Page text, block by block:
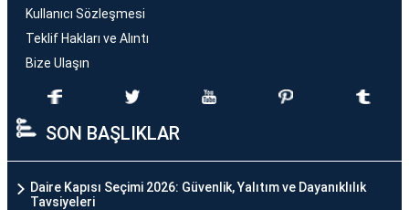
Kullanıcı Sözleşmesi
Teklif Hakları ve Alıntı
Bize Ulaşın
SON BAŞLIKLAR
Daire Kapısı Seçimi 2026: Güvenlik, Yalıtım ve Dayanıklılık
Tavsiyeleri